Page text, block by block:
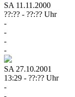
SA 11.11.2000
??:?? - ??:?? Uhr
-
-
-
-
SA 27.10.2001
13:29 - ??:?? Uhr
-